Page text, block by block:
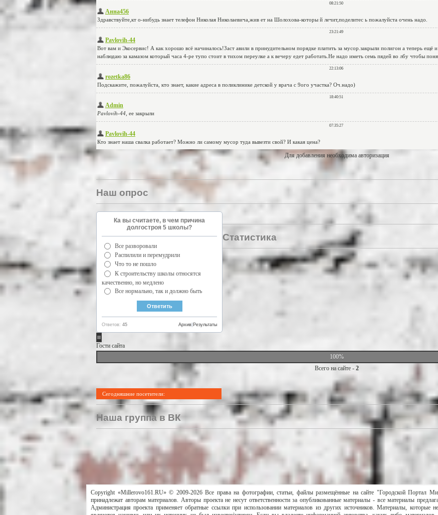
Для добавления необходима авторизация
Наш опрос
Ка вы считаете, в чем причина
долгостроя 5 школы?
Все разворовали
Распилили и перемудрили
Что то не пошло
К строительству школы относятся
качественно, но медлено
Все нормально, так и должно быть
Ответов: 45 Результаты
Архив
Статистика
Гости сайта
100%
Всего на сайте - 2
Сегодняшние посетители:
Наша группа в ВК
Copyright «Millerovo161.RU» © 2009-2026 Все права на фотографии, статьи, файлы размещённые на сайте "Городской Портал
принадлежат авторам материалов. Авторы проекта не несут ответственности за опубликованные материалы - все материалы
Администрация проекта применяет обратные ссылки при использовании материалов из других источников. Материалы, которые